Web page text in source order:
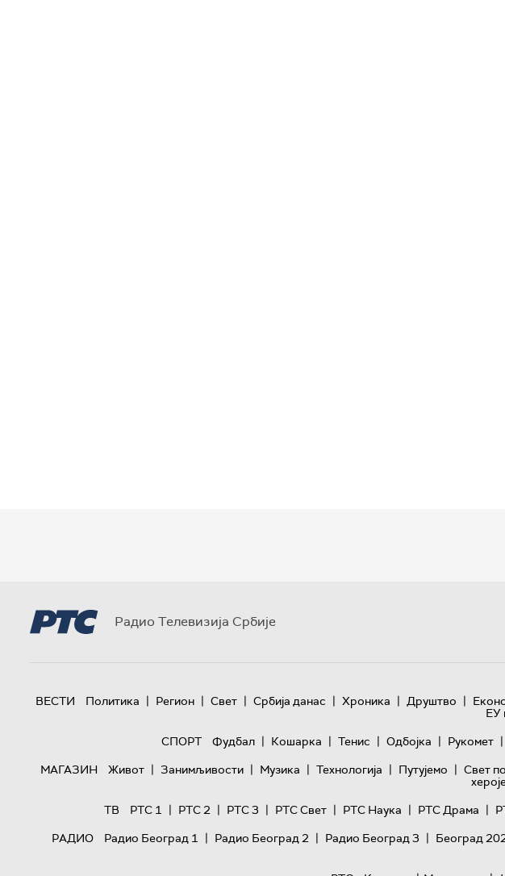
Радио Телевизија Србије
ВЕСТИ Политика | Регион | Свет | Србија данас | Хроника | Друштво |
ЕУ
СПОРТ
Фудбал | Кошарка | Тенис | Одбојка | Рукомет |
МАГАЗИН
Живот | Занимљивости | Музика | Технологијa | Путујемо | Свет
ТВ
РТС 1 | РТС 2 | РТС 3 | РТС Свет | РТС Наука | РТС Драма |
РАДИО
Радио Београд 1 | Радио Београд 2 | Радио Београд 3 | Београд